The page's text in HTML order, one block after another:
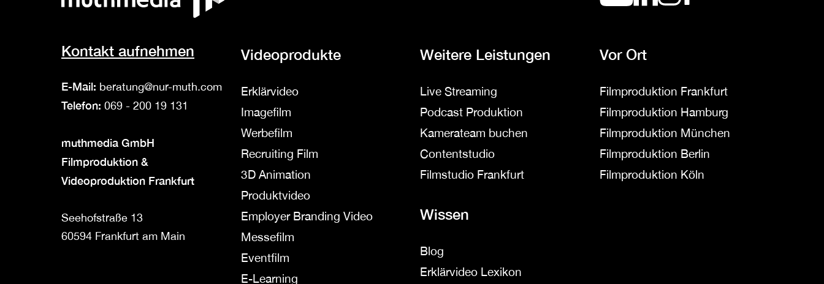
Kontakt aufnehmen
E-Mail: beratung@nur-muth.com
Telefon: 069 - 200 19 131
muthmedia GmbH
Filmproduktion &
Videoproduktion Frankfurt
Seehofstraße 13
60594 Frankfurt am Main
Videoprodukte
Erklärvideo
Imagefilm
Werbefilm
Recruiting Film
3D Animation
Produktvideo
Employer Branding Video
Messefilm
Eventfilm
E-Learning
Weitere Leistungen
Live Streaming
Podcast Produktion
Kamerateam buchen
Contentstudio
Filmstudio Frankfurt
Wissen
Blog
Erklärvideo Lexikon
Vor Ort
Filmproduktion Frankfurt
Filmproduktion Hamburg
Filmproduktion München
Filmproduktion Berlin
Filmproduktion Köln